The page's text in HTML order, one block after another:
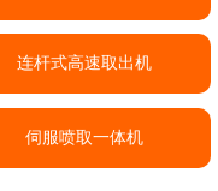
连杆式高速取出机
伺服喷取一体机